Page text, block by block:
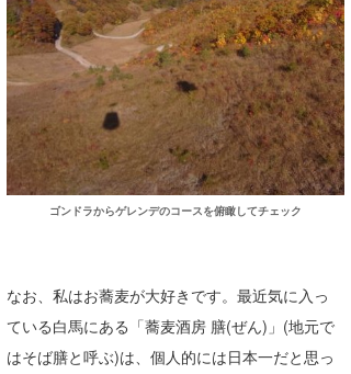
ゴンドラからゲレンデのコースを俯瞰してチェック
なお、私はお蕎麦が大好きです。最近気に入っ
ている白馬にある「蕎麦酒房 膳(ぜん)」(地元で
はそば膳と呼ぶ)は、個人的には日本一だと思っ